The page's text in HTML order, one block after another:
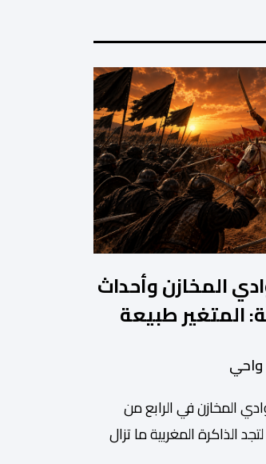
[…]
المخازن وأحداث
المتغير طبيعة
الصد الوطني
المخازن في الرابع من
الذاكرة المغربية ما تزال